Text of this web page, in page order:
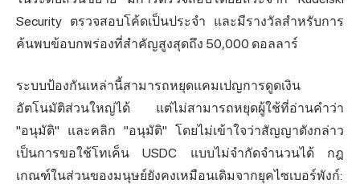
Security ตรวจสอบโค้ดเป็นประจำ และมีรางวัลสำหรับการ
ค้นพบข้อบกพร่องที่สำคัญสูงสุดถึง 50,000 ดอลลาร์
ระบบป้องกันเหล่านี้สามารถหยุดแคมเปญการดูดเงิน
อัตโนมัติส่วนใหญ่ได้ แต่ไม่สามารถหยุดผู้ใช้ที่อ่านคำว่า
"อนุมัติ" และคลิก "อนุมัติ" โดยไม่เข้าใจว่าสัญญาดังกล่าว
เป็นการขอใช้โทเค็น USDC แบบไม่จำกัดจำนวนได้ กฎ
เกณฑ์ในส่วนของมนุษย์ยังคงเหมือนเดิมจากยุคไซเบอร์พังก์: